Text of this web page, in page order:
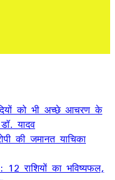
को भी अच्छे आचरण के
यादव
की जमानत याचिका
राशियों का भविष्यफल,